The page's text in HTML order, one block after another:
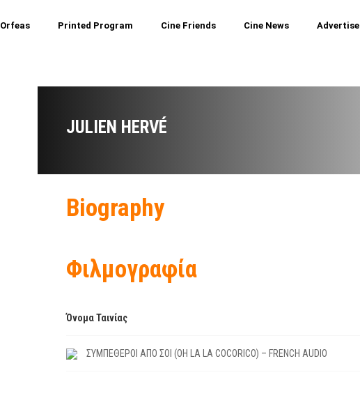
Orfeas Printed Program Cine Friends Cine News Advertise
JULIEN HERVÉ
Biography
Φιλμογραφία
Όνομα Ταινίας
ΣΥΜΠΕΘΕΡΟΙ ΑΠΟ ΣΟΙ (OH LA LA COCORICO) – FRENCH AUDIO